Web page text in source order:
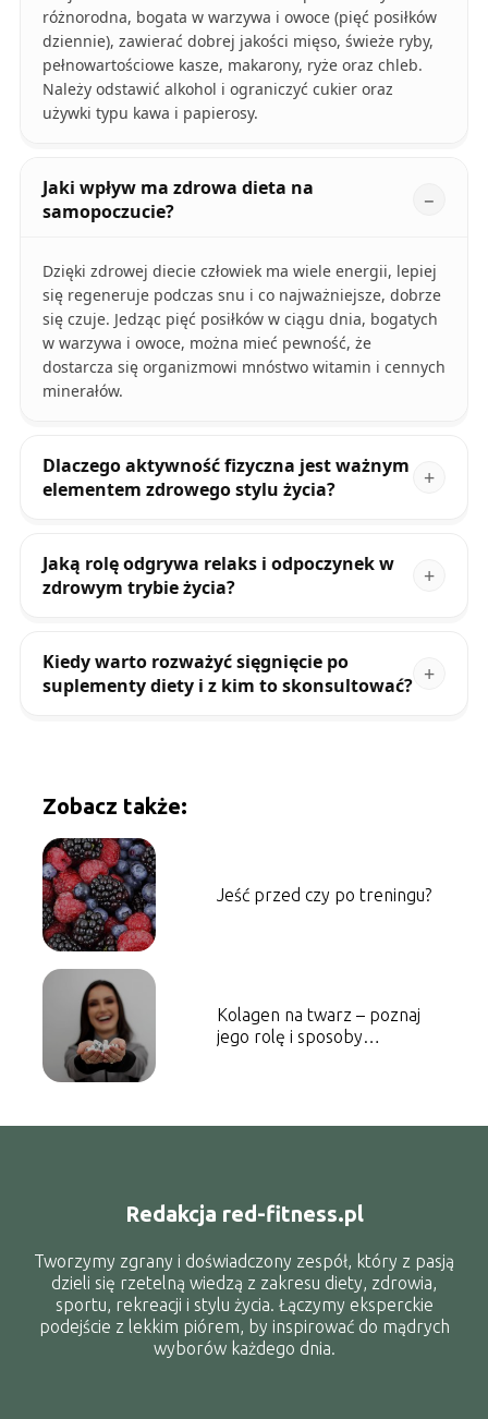
różnorodna, bogata w warzywa i owoce (pięć posiłków
dziennie), zawierać dobrej jakości mięso, świeże ryby,
pełnowartościowe kasze, makarony, ryże oraz chleb.
Należy odstawić alkohol i ograniczyć cukier oraz
używki typu kawa i papierosy.
Jaki wpływ ma zdrowa dieta na
samopoczucie?
Dzięki zdrowej diecie człowiek ma wiele energii, lepiej
się regeneruje podczas snu i co najważniejsze, dobrze
się czuje. Jedząc pięć posiłków w ciągu dnia, bogatych
w warzywa i owoce, można mieć pewność, że
dostarcza się organizmowi mnóstwo witamin i cennych
minerałów.
Dlaczego aktywność fizyczna jest ważnym
elementem zdrowego stylu życia?
Jaką rolę odgrywa relaks i odpoczynek w
zdrowym trybie życia?
Kiedy warto rozważyć sięgnięcie po
suplementy diety i z kim to skonsultować?
Zobacz także:
Jeść przed czy po treningu?
Kolagen na twarz – poznaj
jego rolę i sposoby
Redakcja red-fitness.pl
Tworzymy zgrany i doświadczony zespół, który z pasją
dzieli się rzetelną wiedzą z zakresu diety, zdrowia,
sportu, rekreacji i stylu życia. Łączymy eksperckie
podejście z lekkim piórem, by inspirować do mądrych
wyborów każdego dnia.